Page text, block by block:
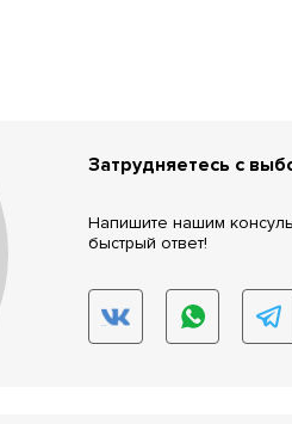
Затрудняетесь с
Напишите нашим
быстрый ответ!